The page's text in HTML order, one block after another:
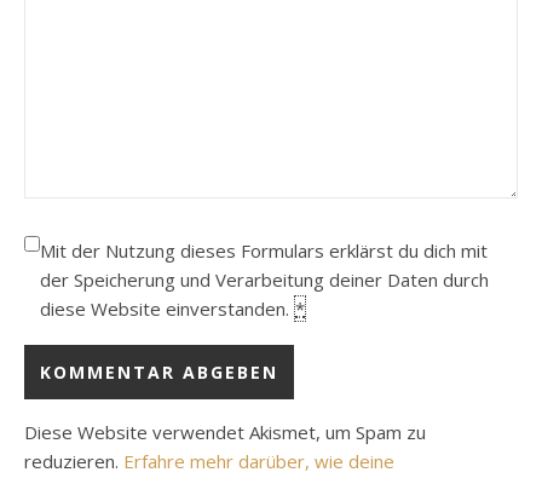
Mit der Nutzung dieses Formulars erklärst du dich mit
der Speicherung und Verarbeitung deiner Daten durch
diese Website einverstanden. *
Diese Website verwendet Akismet, um Spam zu
reduzieren. Erfahre mehr darüber, wie deine